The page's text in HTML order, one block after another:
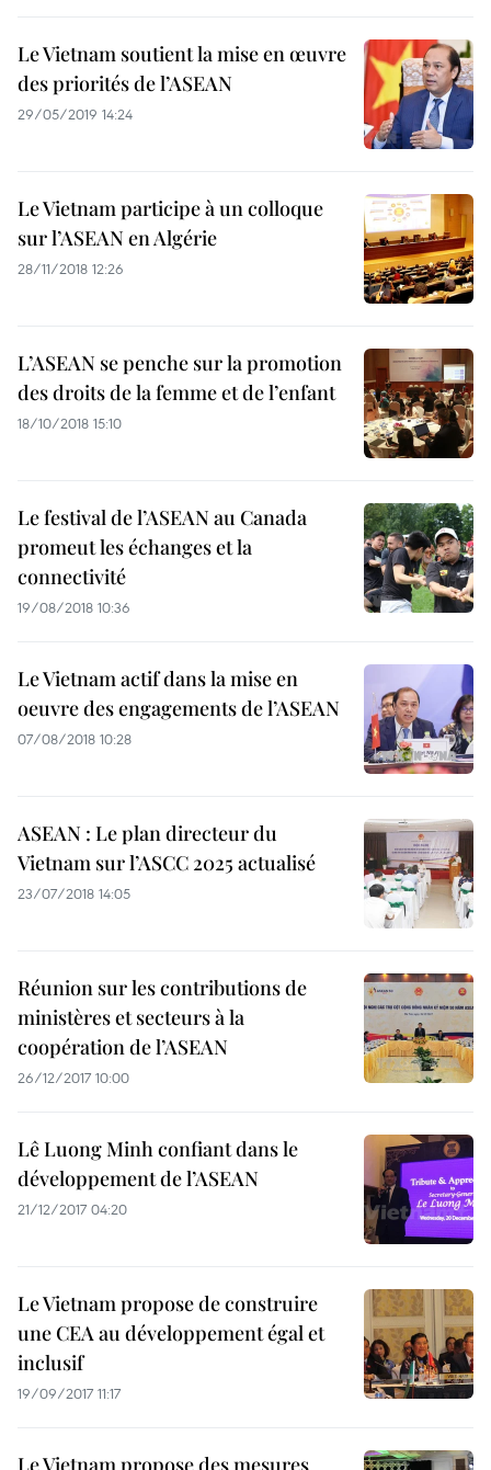
Le Vietnam soutient la mise en œuvre
des priorités de l’ASEAN
29/05/2019 14:24
Le Vietnam participe à un colloque
sur l’ASEAN en Algérie
28/11/2018 12:26
L’ASEAN se penche sur la promotion
des droits de la femme et de l’enfant
18/10/2018 15:10
Le festival de l’ASEAN au Canada
promeut les échanges et la
connectivité
19/08/2018 10:36
Le Vietnam actif dans la mise en
oeuvre des engagements de l’ASEAN
07/08/2018 10:28
ASEAN : Le plan directeur du
Vietnam sur l’ASCC 2025 actualisé
23/07/2018 14:05
Réunion sur les contributions de
ministères et secteurs à la
coopération de l’ASEAN
26/12/2017 10:00
Lê Luong Minh confiant dans le
développement de l’ASEAN
21/12/2017 04:20
Le Vietnam propose de construire
une CEA au développement égal et
inclusif
19/09/2017 11:17
Le Vietnam propose des mesures